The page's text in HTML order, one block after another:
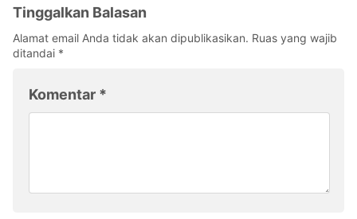
Tinggalkan Balasan
Alamat email Anda tidak akan dipublikasikan. Ruas yang wajib
ditandai *
Komentar *